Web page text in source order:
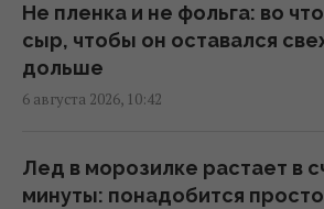
За несколько часов погибло
тысяч человек: история
14:30 четверг, 06 августа 2026
Почему кот пьет из раковины
но не из миски: объяснение
Не пленка и не фольга: во
сыр, чтобы он оставался
дольше
6 августа 2026, 10:42
Лед в морозилке растает в
минуты: понадобится